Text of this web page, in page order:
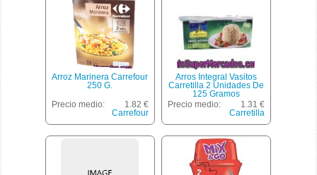
Arroz Marinera Carrefour
250 G.
Precio medio:
1.82 €
Carrefour
Arros Integral Vasitos
Carretilla 2 Unidades De
125 Gramos
Precio medio:
1.31 €
Carretilla